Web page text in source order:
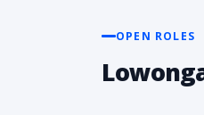
OPEN ROLES